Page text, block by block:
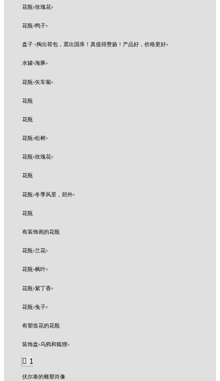
花瓶«玫瑰花»
花瓶«鸭子»
盘子 «掏出荷包，震出国库！真值得赞扬！产品好，价格更好»
水罐«海豚»
花瓶«矢车菊»
花瓶
花瓶
花瓶«松树»
花瓶«玫瑰花»
花瓶
花瓶«冬季风景，郊外»
花瓶
有装饰画的花瓶
花瓶«兰花»
花瓶«枫叶»
花瓶«紫丁香»
花瓶«兔子»
有塑造花的花瓶
装饰盘«乌鸦和狐狸»
1
伏尔泰的雕塑肖像